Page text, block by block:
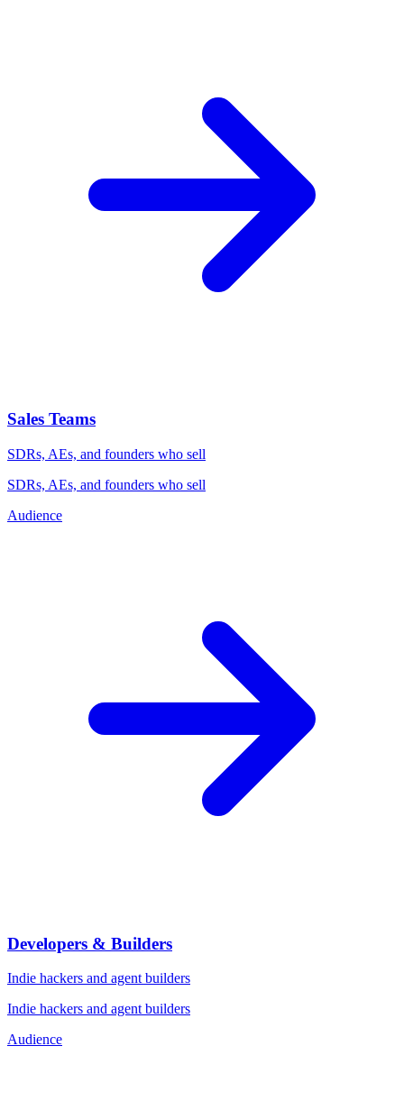
Sales Teams
SDRs, AEs, and founders who sell
SDRs, AEs, and founders who sell
Audience
Developers & Builders
Indie hackers and agent builders
Indie hackers and agent builders
Audience